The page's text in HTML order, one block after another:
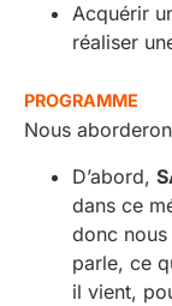
Acquérir
réaliser
PROGRAMME
Nous
D’abord,
dans ce
donc
parle, ce
il vient,